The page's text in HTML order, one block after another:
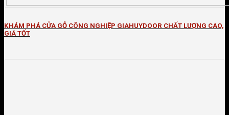
KHÁM PHÁ CỬA GỖ CÔNG NGHIỆP GIAHUYDOOR CHẤT LƯỢNG CAO,
GIÁ TỐT